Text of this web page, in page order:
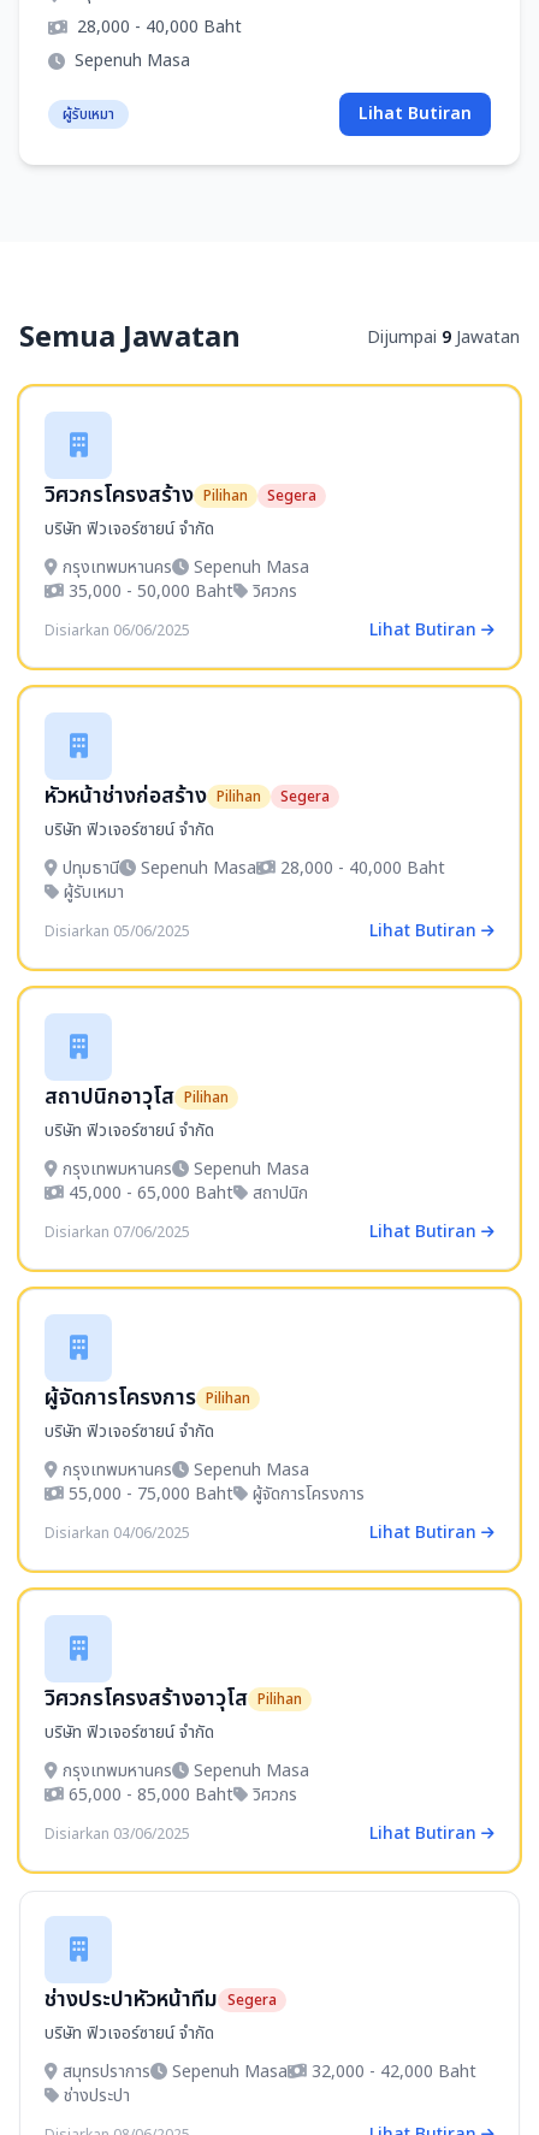
28,000 - 40,000 Baht
Sepenuh Masa
ผู้รับเหมา Lihat Butiran
Semua Jawatan Dijumpai 9 Jawatan
วิศวกรโครงสร้าง Pilihan Segera
บริษัท ฟิวเจอร์ซายน์ จำกัด
กรุงเทพมหานคร
Sepenuh Masa
35,000 - 50,000 Baht
วิศวกร
Disiarkan 06/06/2025 Lihat Butiran
หัวหน้าช่างก่อสร้าง Pilihan Segera
บริษัท ฟิวเจอร์ซายน์ จำกัด
ปทุมธานี
Sepenuh Masa
28,000 - 40,000 Baht
ผู้รับเหมา
Disiarkan 05/06/2025 Lihat Butiran
สถาปนิกอาวุโส Pilihan
บริษัท ฟิวเจอร์ซายน์ จำกัด
กรุงเทพมหานคร
Sepenuh Masa
45,000 - 65,000 Baht
สถาปนิก
Disiarkan 07/06/2025 Lihat Butiran
ผู้จัดการโครงการ Pilihan
บริษัท ฟิวเจอร์ซายน์ จำกัด
กรุงเทพมหานคร
Sepenuh Masa
55,000 - 75,000 Baht
ผู้จัดการโครงการ
Disiarkan 04/06/2025 Lihat Butiran
วิศวกรโครงสร้างอาวุโส Pilihan
บริษัท ฟิวเจอร์ซายน์ จำกัด
กรุงเทพมหานคร
Sepenuh Masa
65,000 - 85,000 Baht
วิศวกร
Disiarkan 03/06/2025 Lihat Butiran
ช่างประปาหัวหน้าทีม Segera
บริษัท ฟิวเจอร์ซายน์ จำกัด
สมุทรปราการ
Sepenuh Masa
32,000 - 42,000 Baht
ช่างประปา